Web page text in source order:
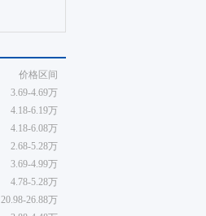
价格区间
3.69-4.69万
4.18-6.19万
4.18-6.08万
2.68-5.28万
3.69-4.99万
4.78-5.28万
20.98-26.88万